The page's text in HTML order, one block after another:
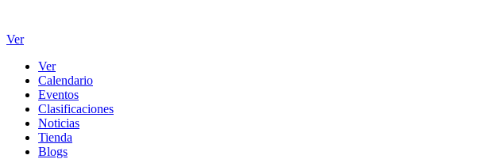
Ver
Ver
Calendario
Eventos
Clasificaciones
Noticias
Tienda
Blogs